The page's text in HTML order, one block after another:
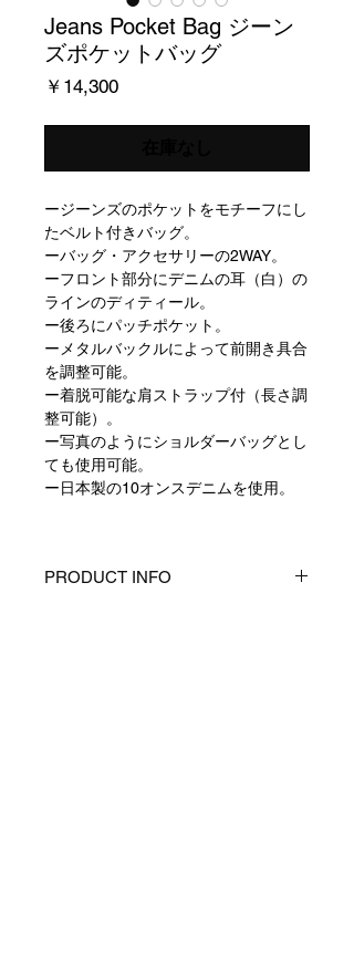
Jeans Pocket Bag ジーン
ズポケットバッグ
￥14,300価
ージーンズのポケットをモチーフにし
たベルト付きバッグ。
ーバッグ・アクセサリーの2WAY。
ーフロント部分にデニムの耳（白）の
ラインのディティール。
ー後ろにパッチポケット。
ーメタルバックルによって前開き具合
を調整可能。
ー着脱可能な肩ストラップ付（長さ調
整可能）。
ー写真のようにショルダーバッグとし
ても使用可能。
ー日本製の10オンスデニムを使用。
PRODUCT INFO